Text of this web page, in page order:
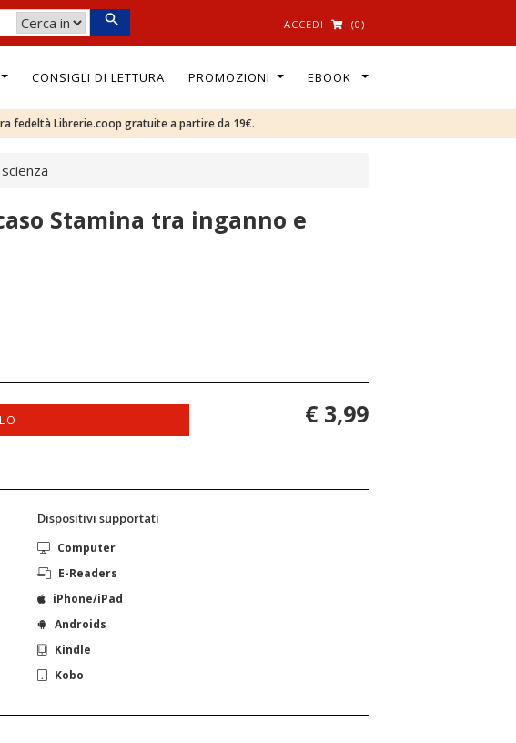
ACCEDI (0)
CONSIGLI DI LETTURA PROMOZIONI EBOOK
fedeltà Librerie.coop gratuite a partire da 19€.
Stamina tra inganno e
€ 3,99
Dispositivi supportati
Computer
E-Readers
iPhone/iPad
Androids
Kindle
Kobo